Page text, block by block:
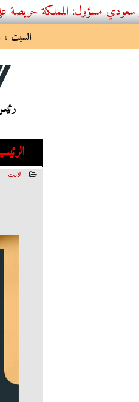
المملكة حريصة على علاقتها
السبت ، 8 أغسطس 2026
لايت